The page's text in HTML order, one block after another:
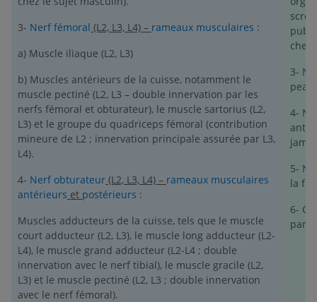
3- Nerf fémoral (L2, L3, L4) – rameaux musculaires :
a) Muscle iliaque (L2, L3)
b) Muscles antérieurs de la cuisse, notamment le
muscle pectiné (L2, L3 – double innervation par les
nerfs fémoral et obturateur), le muscle sartorius (L2,
L3) et le groupe du quadriceps fémoral (contribution
mineure de L2 ; innervation principale assurée par L3,
L4).
4- Nerf obturateur (L2, L3, L4) – rameaux musculaires
antérieurs et postérieurs :
Muscles adducteurs de la cuisse, tels que le muscle
court adducteur (L2, L3), le muscle long adducteur (L2-
L4), le muscle grand adducteur (L2-L4 ; double
innervation avec le nerf tibial), le muscle gracile (L2,
L3) et le muscle pectiné (L2, L3 ; double innervation
avec le nerf fémoral).
chez
3-
4-
5-
la
6-
par